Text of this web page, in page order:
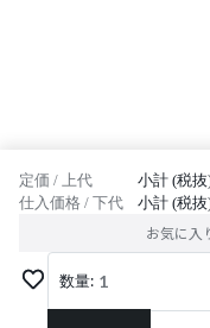
定価 / 上代 小計 (税抜
仕入価格 / 下代 小計 (税抜
お気に入
数量: 1